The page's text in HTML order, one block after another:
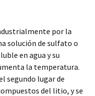
por la
solución de sulfato o
en agua y su
la temperatura.
segundo lugar de
del litio, y se